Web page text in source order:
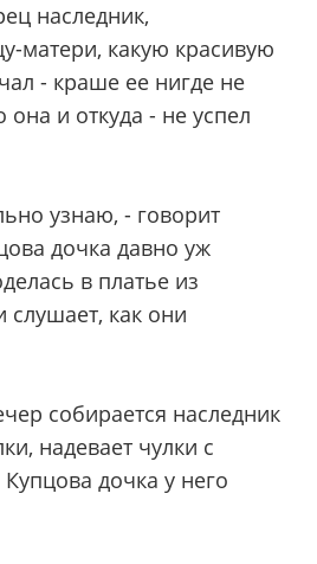
наследник,
матери, какую красивую
- краше ее нигде не
она и откуда - не успел
узнаю, - говорит
дочка давно уж
в платье из
слушает, как они
собирается наследник
надевает чулки с
дочка у него